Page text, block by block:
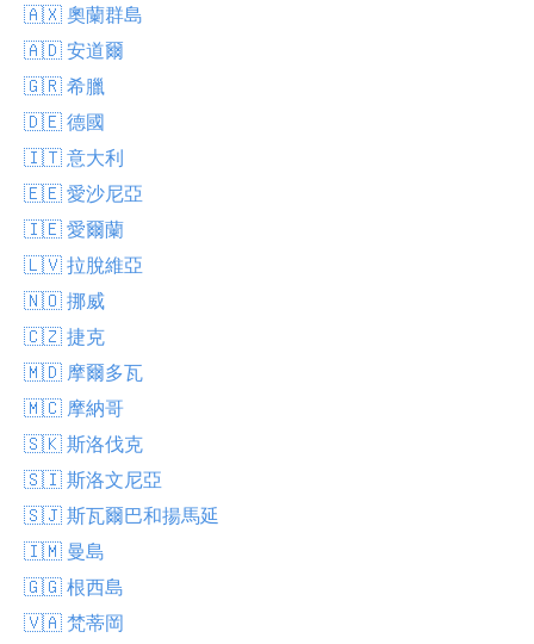
🇦🇽 奧蘭群島
🇦🇩 安道爾
🇬🇷 希臘
🇩🇪 德國
🇮🇹 意大利
🇪🇪 愛沙尼亞
🇮🇪 愛爾蘭
🇱🇻 拉脫維亞
🇳🇴 挪威
🇨🇿 捷克
🇲🇩 摩爾多瓦
🇲🇨 摩納哥
🇸🇰 斯洛伐克
🇸🇮 斯洛文尼亞
🇸🇯 斯瓦爾巴和揚馬延
🇮🇲 曼島
🇬🇬 根西島
🇻🇦 梵蒂岡